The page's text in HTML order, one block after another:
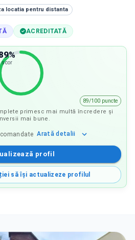
locatia pentru distanta
ACREDITATĂ
%
scor
89/100 puncte
primesc mai multă încredere și
mai bune.
Arată detalii
profil
să își actualizeze profilul